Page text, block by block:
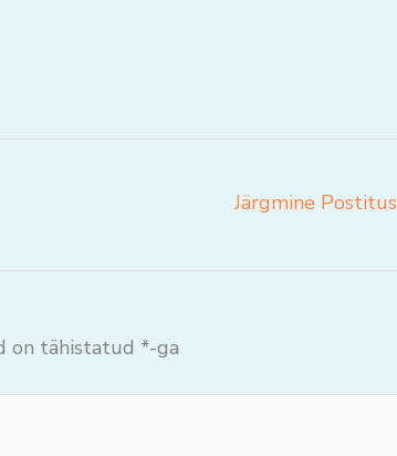
Järgmine Postitus
on tähistatud *-ga